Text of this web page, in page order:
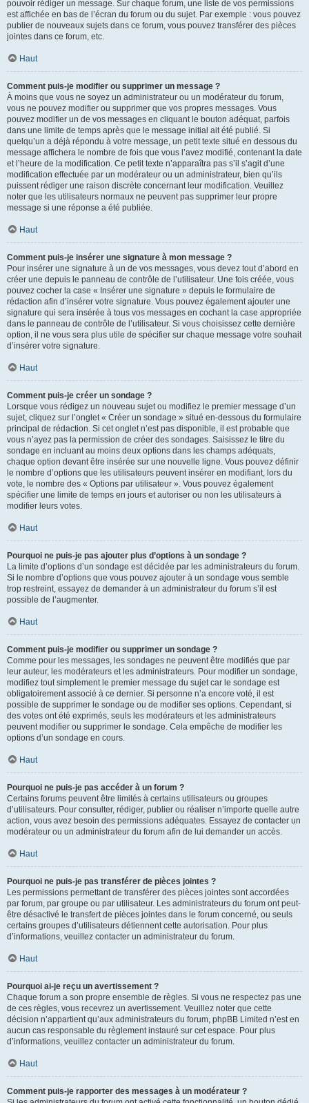
pouvoir rédiger un message. Sur chaque forum, une liste de vos permissions
est affichée en bas de l’écran du forum ou du sujet. Par exemple : vous pouvez
publier de nouveaux sujets dans ce forum, vous pouvez transférer des pièces
jointes dans ce forum, etc.
Haut
Comment puis-je modifier ou supprimer un message ?
À moins que vous ne soyez un administrateur ou un modérateur du forum,
vous ne pouvez modifier ou supprimer que vos propres messages. Vous
pouvez modifier un de vos messages en cliquant le bouton adéquat, parfois
dans une limite de temps après que le message initial ait été publié. Si
quelqu’un a déjà répondu à votre message, un petit texte situé en dessous du
message affichera le nombre de fois que vous l’avez modifié, contenant la date
et l’heure de la modification. Ce petit texte n’apparaîtra pas s’il s’agit d’une
modification effectuée par un modérateur ou un administrateur, bien qu’ils
puissent rédiger une raison discrète concernant leur modification. Veuillez
noter que les utilisateurs normaux ne peuvent pas supprimer leur propre
message si une réponse a été publiée.
Haut
Comment puis-je insérer une signature à mon message ?
Pour insérer une signature à un de vos messages, vous devez tout d’abord en
créer une depuis le panneau de contrôle de l’utilisateur. Une fois créée, vous
pouvez cocher la case « Insérer une signature » depuis le formulaire de
rédaction afin d’insérer votre signature. Vous pouvez également ajouter une
signature qui sera insérée à tous vos messages en cochant la case appropriée
dans le panneau de contrôle de l’utilisateur. Si vous choisissez cette dernière
option, il ne vous sera plus utile de spécifier sur chaque message votre souhait
d’insérer votre signature.
Haut
Comment puis-je créer un sondage ?
Lorsque vous rédigez un nouveau sujet ou modifiez le premier message d’un
sujet, cliquez sur l’onglet « Créer un sondage » situé en-dessous du formulaire
principal de rédaction. Si cet onglet n’est pas disponible, il est probable que
vous n’ayez pas la permission de créer des sondages. Saisissez le titre du
sondage en incluant au moins deux options dans les champs adéquats,
chaque option devant être insérée sur une nouvelle ligne. Vous pouvez définir
le nombre d’options que les utilisateurs peuvent insérer en modifiant, lors du
vote, le nombre des « Options par utilisateur ». Vous pouvez également
spécifier une limite de temps en jours et autoriser ou non les utilisateurs à
modifier leurs votes.
Haut
Pourquoi ne puis-je pas ajouter plus d’options à un sondage ?
La limite d’options d’un sondage est décidée par les administrateurs du forum.
Si le nombre d’options que vous pouvez ajouter à un sondage vous semble
trop restreint, essayez de demander à un administrateur du forum s’il est
possible de l’augmenter.
Haut
Comment puis-je modifier ou supprimer un sondage ?
Comme pour les messages, les sondages ne peuvent être modifiés que par
leur auteur, les modérateurs et les administrateurs. Pour modifier un sondage,
modifiez tout simplement le premier message du sujet car le sondage est
obligatoirement associé à ce dernier. Si personne n’a encore voté, il est
possible de supprimer le sondage ou de modifier ses options. Cependant, si
des votes ont été exprimés, seuls les modérateurs et les administrateurs
peuvent modifier ou supprimer le sondage. Cela empêche de modifier les
options d’un sondage en cours.
Haut
Pourquoi ne puis-je pas accéder à un forum ?
Certains forums peuvent être limités à certains utilisateurs ou groupes
d’utilisateurs. Pour consulter, rédiger, publier ou réaliser n’importe quelle autre
action, vous avez besoin des permissions adéquates. Essayez de contacter un
modérateur ou un administrateur du forum afin de lui demander un accès.
Haut
Pourquoi ne puis-je pas transférer de pièces jointes ?
Les permissions permettant de transférer des pièces jointes sont accordées
par forum, par groupe ou par utilisateur. Les administrateurs du forum ont peut-
être désactivé le transfert de pièces jointes dans le forum concerné, ou seuls
certains groupes d’utilisateurs détiennent cette autorisation. Pour plus
d’informations, veuillez contacter un administrateur du forum.
Haut
Pourquoi ai-je reçu un avertissement ?
Chaque forum a son propre ensemble de règles. Si vous ne respectez pas une
de ces règles, vous recevrez un avertissement. Veuillez noter que cette
décision n’appartient qu’aux administrateurs du forum, phpBB Limited n’est en
aucun cas responsable du règlement instauré sur cet espace. Pour plus
d’informations, veuillez contacter un administrateur du forum.
Haut
Comment puis-je rapporter des messages à un modérateur ?